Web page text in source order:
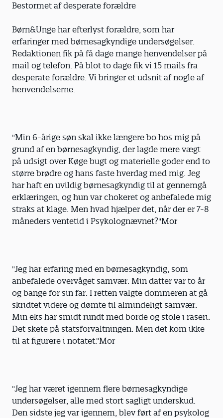
Bestormet af desperate forældre
Børn&Unge har efterlyst forældre, som har
erfaringer med børnesagkyndige undersøgelser.
Redaktionen fik på få dage mange henvendelser på
mail og telefon. På blot to dage fik vi 15 mails fra
desperate forældre. Vi bringer et udsnit af nogle af
henvendelserne.
"Min 6-årige søn skal ikke længere bo hos mig på
grund af en børnesagkyndig, der lagde mere vægt
på udsigt over Køge bugt og materielle goder end to
større brødre og hans faste hverdag med mig. Jeg
har haft en uvildig børnesagkyndig til at gennemgå
erklæringen, og hun var chokeret og anbefalede mig
straks at klage. Men hvad hjælper det, når der er 7-8
måneders ventetid i Psykolognævnet?"Mor
"Jeg har erfaring med en børnesagkyndig, som
anbefalede overvåget samvær. Min datter var to år
og bange for sin far. I retten valgte dommeren at gå
skridtet videre og dømte til almindeligt samvær.
Min eks har smidt rundt med borde og stole i raseri.
Det skete på statsforvaltningen. Men det kom ikke
til at figurere i notatet."Mor
"Jeg har været igennem flere børnesagkyndige
undersøgelser, alle med stort sagligt underskud.
Den sidste jeg var igennem, blev ført af en psykolog